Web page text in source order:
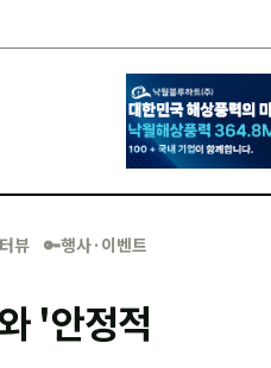
뷰 🔑행사·이벤트
'안정적